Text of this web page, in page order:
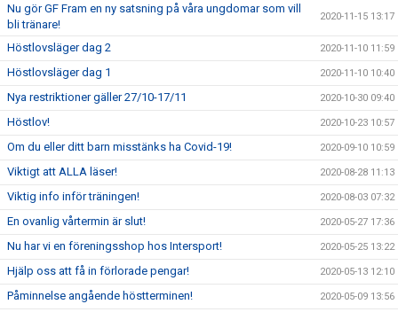
Nu gör GF Fram en ny satsning på våra ungdomar som vill
bli tränare!
2020-11-15 13:17
Höstlovsläger dag 2 2020-11-10 11:59
Höstlovsläger dag 1 2020-11-10 10:40
Nya restriktioner gäller 27/10-17/11 2020-10-30 09:40
Höstlov! 2020-10-23 10:57
Om du eller ditt barn misstänks ha Covid-19! 2020-09-10 10:59
Viktigt att ALLA läser! 2020-08-28 11:13
Viktig info inför träningen! 2020-08-03 07:32
En ovanlig vårtermin är slut! 2020-05-27 17:36
Nu har vi en föreningsshop hos Intersport! 2020-05-25 13:22
Hjälp oss att få in förlorade pengar! 2020-05-13 12:10
Påminnelse angående höstterminen! 2020-05-09 13:56